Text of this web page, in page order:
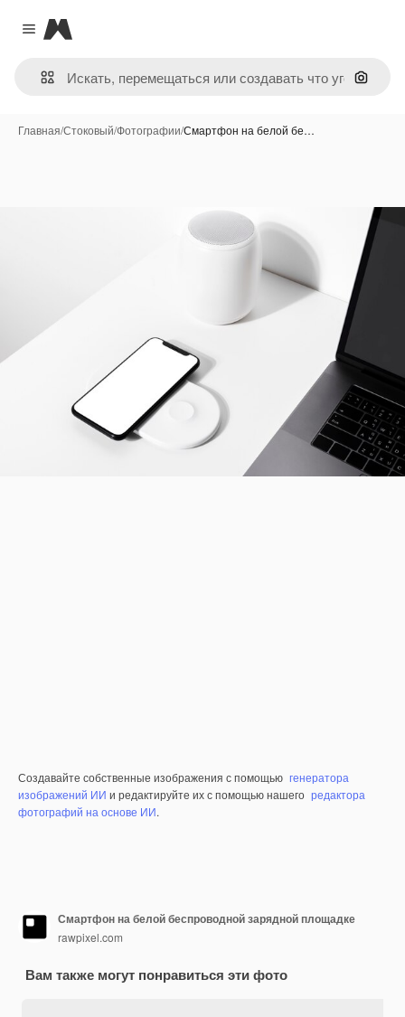
Close menu
Magnific
Поиск
Главная/Стоковый/Фотографии/Смартфон на белой бе…
Создавайте собственные изображения с помощью генератора
изображений ИИ и редактируйте их с помощью нашего редактора
фотографий на основе ИИ.
Смартфон на белой беспроводной зарядной площадке
rawpixel.com
Вам также могут понравиться эти фото